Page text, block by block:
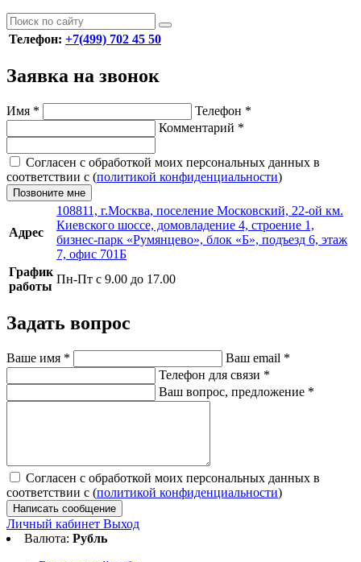
Телефон: +7(499) 702 45 50
Заявка на звонок
Имя * Телефон *
Комментарий *
Согласен с обработкой моих персональных данных в
соответствии с (политикой конфиденциальности)
Позвоните мне
Адрес
108811, г.Москва, поселение Московский, 22-ой км.
Киевского шоссе, домовладение 4, строение 1,
бизнес-парк «Румянцево», блок «Б», подъезд 6, этаж
7, офис 701Б
График
работы
Пн-Пт с 9.00 до 17.00
Задать вопрос
Ваше имя * Ваш email *
Телефон для связи *
Ваш вопрос, предложение *
Согласен с обработкой моих персональных данных в
соответствии с (политикой конфиденциальности)
Написать сообщение
Личный кабинет Выход
Валюта: Рубль